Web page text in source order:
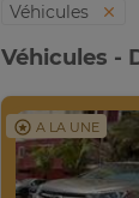
Véhicules
Véhicules -
A LA UNE